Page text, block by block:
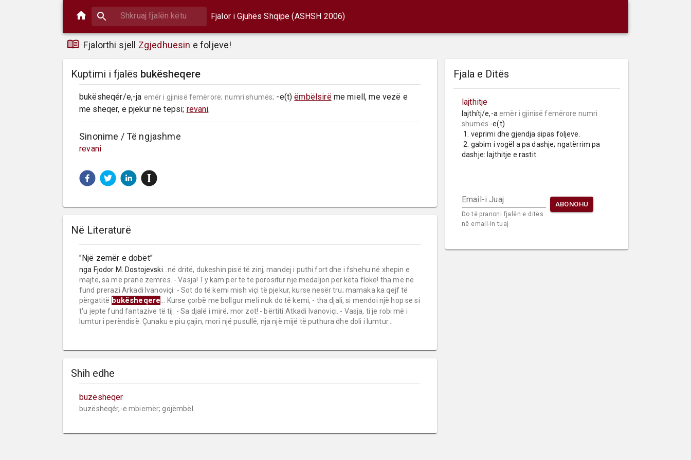
Fjalor i Gjuhës Shqipe (ASHSH 2006)
Fjalorthi sjell Zgjedhuesin e foljeve!
Kuptimi i fjalës bukësheqere
bukësheqér/e,-ja emër i gjinisë femërore; numri shumës; -e(t) ëmbëlsirë me miell, me vezë e
me sheqer, e pjekur në tepsi; revani.
Sinonime / Të ngjashme
revani
Në Literaturë
"Një zemër e dobët"
nga Fjodor M. Dostojevski ...në dritë, dukeshin pisë të zinj; mandej i puthi fort dhe i fshehu në xhepin e
majtë, sa më pranë zemrës. - Vasja! Ty kam për të të porositur një medaljon për këta flokë! tha më në
fund prerazi Arkadi Ivanoviçi. - Sot do të kemi mish viçi të pjekur, kurse nesër tru; mamaka ka qejf të
përgatitë bukësheqere ... Kurse çorbë me bollgur meli nuk do të kemi, - tha djali, si mendoi një hop se si
t'u jepte fund fantazive të tij. - Sa djalë i mirë, mor zot! - bërtiti Atkadi Ivanoviçi. - Vasja, ti je robi më i
lumtur i perëndisë. Çunaku e piu çajin, mori një pusullë, nja një mijë të puthura dhe doli i lumtur...
Shih edhe
buzësheqer
buzësheqér,-e mbiemër; gojëmbël.
Fjala e Ditës
lajthitje
lajthítj/e,-a emër i gjinisë femërore numri
shumës -e(t)
2. gabim i vogël a pa dashje; ngatërrim pa
dashje: lajthitje e rastit.
Email-i Juaj
Do të pranoni fjalën e ditës
në email-in tuaj
ABONOHU